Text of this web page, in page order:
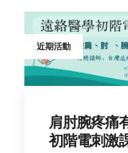
近期活動
肩肘腕疼痛
初階電刺激